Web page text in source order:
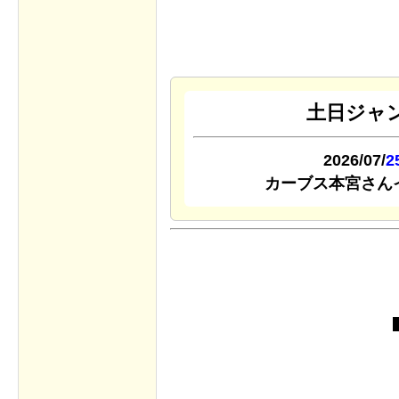
土日ジャ
2026/07/
カーブス本宮さん